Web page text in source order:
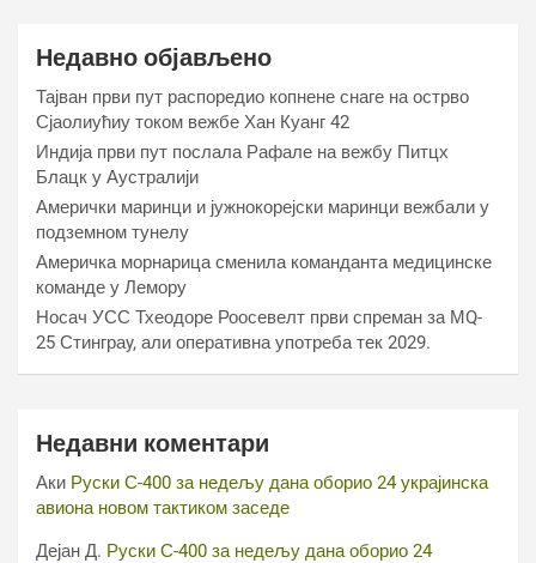
Недавно објављено
Тајван први пут распоредио копнене снаге на острво
Сјаолиућиу током вежбе Хан Куанг 42
Индија први пут послала Рафале на вежбу Питцх
Блацк у Аустралији
Амерички маринци и јужнокорејски маринци вежбали у
подземном тунелу
Америчка морнарица сменила команданта медицинске
команде у Лемору
Носач УСС Тхеодоре Роосевелт први спреман за МQ-
25 Стинграy, али оперативна употреба тек 2029.
Недавни коментари
Аки Руски С-400 за недељу дана оборио 24 украјинска
авиона новом тактиком заседе
Дејан Д. Руски С-400 за недељу дана оборио 24